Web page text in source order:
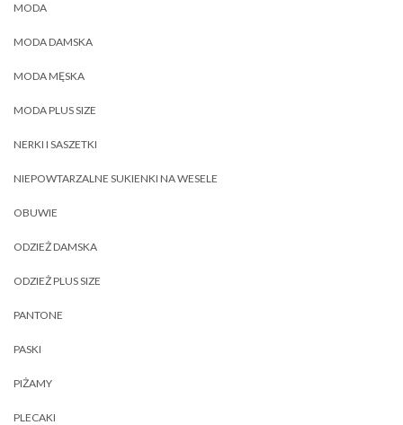
MODA
MODA DAMSKA
MODA MĘSKA
MODA PLUS SIZE
NERKI I SASZETKI
NIEPOWTARZALNE SUKIENKI NA WESELE
OBUWIE
ODZIEŻ DAMSKA
ODZIEŻ PLUS SIZE
PANTONE
PASKI
PIŻAMY
PLECAKI